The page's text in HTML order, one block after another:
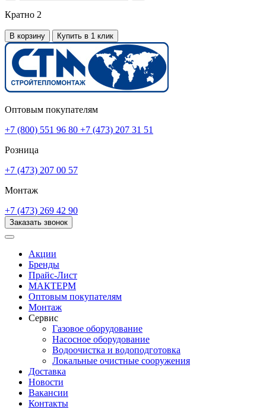
Кратно 2
В корзину Купить в 1 клик
Оптовым покупателям
+7 (800) 551 96 80 +7 (473) 207 31 51
Розница
+7 (473) 207 00 57
Монтаж
+7 (473) 269 42 90
Заказать звонок
Акции
Бренды
Прайс-Лист
МАКТЕРМ
Оптовым покупателям
Монтаж
Сервис
Газовое оборудование
Насосное оборудование
Водоочистка и водоподготовка
Локальные очистные сооружения
Доставка
Новости
Вакансии
Контакты